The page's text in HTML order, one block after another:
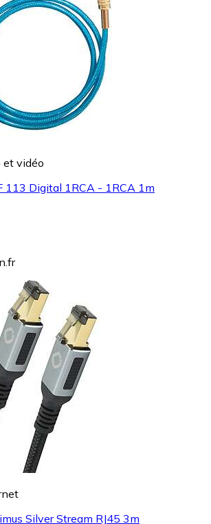
et vidéo
113 Digital 1RCA - 1RCA 1m
Silver Stream RJ45 3m